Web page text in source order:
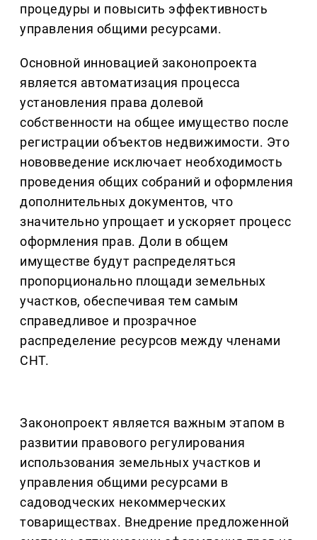
процедуры и повысить эффективность
управления общими ресурсами.
Основной инновацией законопроекта
является автоматизация процесса
установления права долевой
собственности на общее имущество после
регистрации объектов недвижимости. Это
нововведение исключает необходимость
проведения общих собраний и оформления
дополнительных документов, что
значительно упрощает и ускоряет процесс
оформления прав. Доли в общем
имуществе будут распределяться
пропорционально площади земельных
участков, обеспечивая тем самым
справедливое и прозрачное
распределение ресурсов между членами
СНТ.
Законопроект является важным этапом в
развитии правового регулирования
использования земельных участков и
управления общими ресурсами в
садоводческих некоммерческих
товариществах. Внедрение предложенной